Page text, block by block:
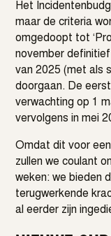
Het
maar de criteria
omgedoopt tot
november
van 2025 (met als
doorgaan. De
verwachting op 1
vervolgens in mei
Omdat dit voor
zullen we coulant
weken: we bieden
terugwerkende
al eerder zijn